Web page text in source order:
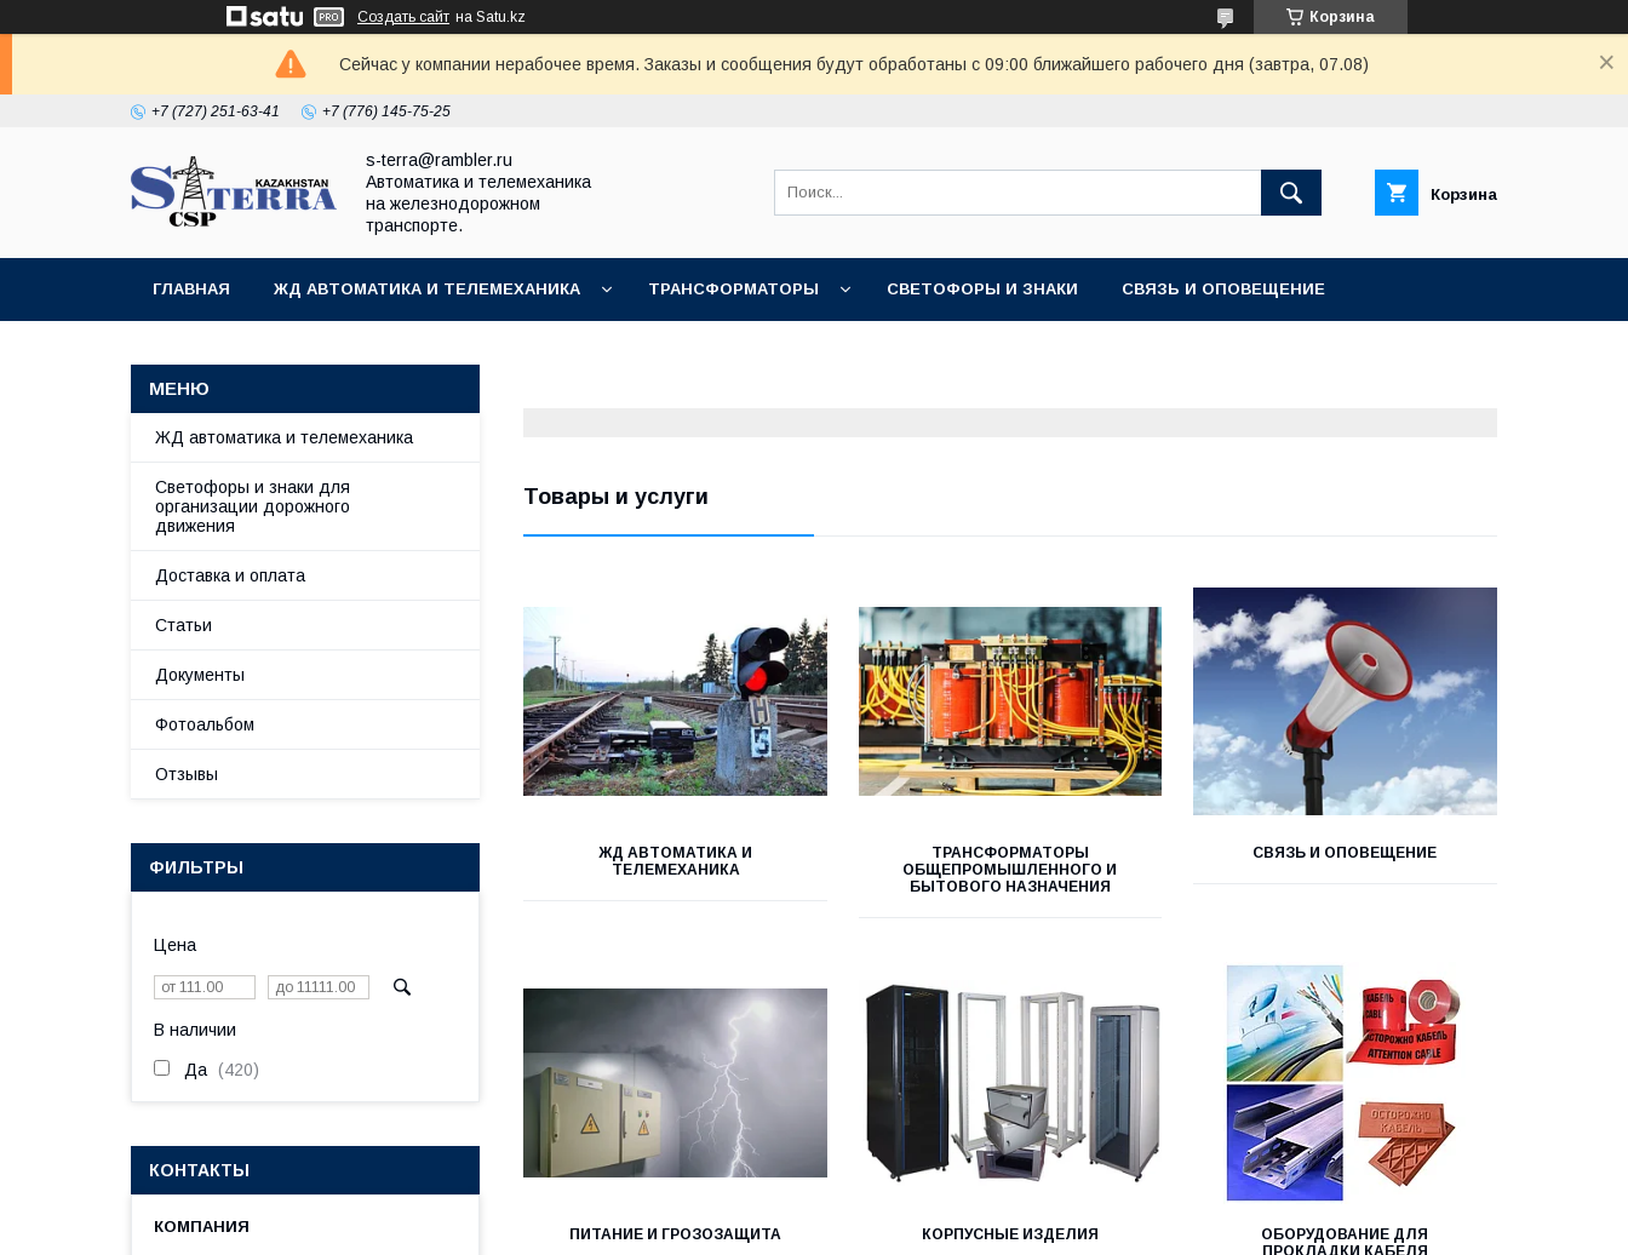
Создать сайт на Satu.kz Корзина
Сейчас у компании нерабочее время. Заказы и сообщения будут обработаны с 09:00 ближайшего рабочего дня (завтра, 07.08)
+7 (727) 251-63-41 +7 (776) 145-75-25
s-terra@rambler.ru
Автоматика и телемеханика
на железнодорожном
транспорте.
Корзина
ГЛАВНАЯ ЖД АВТОМАТИКА И ТЕЛЕМЕХАНИКА ТРАНСФОРМАТОРЫ СВЕТОФОРЫ И ЗНАКИ СВЯЗЬ И ОПОВЕЩЕНИЕ
Товары и услуги
ЖД АВТОМАТИКА И
ТЕЛЕМЕХАНИКА
ТРАНСФОРМАТОРЫ
ОБЩЕПРОМЫШЛЕННОГО И
БЫТОВОГО НАЗНАЧЕНИЯ
СВЯЗЬ И ОПОВЕЩЕНИЕ
ПИТАНИЕ И ГРОЗОЗАЩИТА КОРПУСНЫЕ ИЗДЕЛИЯ
ОБОРУДОВАНИЕ ДЛЯ
ПРОКЛАДКИ КАБЕЛЯ
ЖД автоматика и телемеханика
Светофоры и знаки для
организации дорожного
движения
Доставка и оплата
Статьи
Документы
Фотоальбом
Отзывы
ФИЛЬТРЫ
Цена
В наличии
Да 420
КОНТАКТЫ